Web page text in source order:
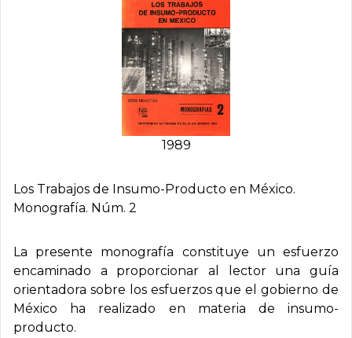
1989
Los Trabajos de Insumo-Producto en México.
Monografí­a. Núm. 2
La presente monografía constituye un esfuerzo
encaminado a proporcionar al lector una guía
orientadora sobre los esfuerzos que el gobierno de
México ha realizado en materia de insumo-
producto.